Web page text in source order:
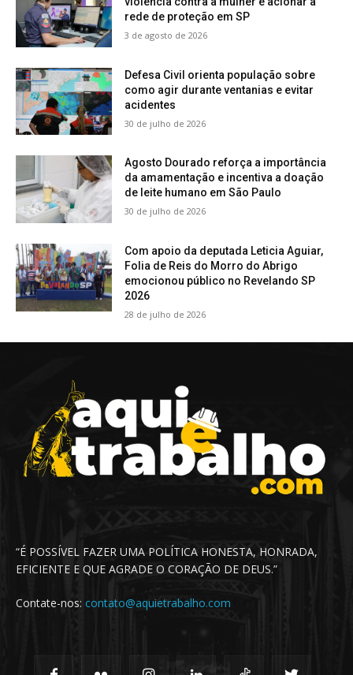
rede de proteção em SP
3 de agosto de 2026
Defesa Civil orienta população sobre
como agir durante ventanias e evitar
acidentes
30 de julho de 2026
Agosto Dourado reforça a importância
da amamentação e incentiva a doação
de leite humano em São Paulo
30 de julho de 2026
Com apoio da deputada Leticia Aguiar,
Folia de Reis do Morro do Abrigo
emocionou público no Revelando SP
2026
28 de julho de 2026
“É POSSÍVEL FAZER UMA POLÍTICA HONESTA, HONRADA,
EFICIENTE E QUE AGRADE O CORAÇÃO DE DEUS.”
Contate-nos: contato@aquietrabalho.com